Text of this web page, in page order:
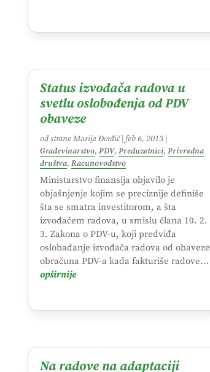
Status izvođača radova u
svetlu oslobođenja od PDV
obaveze
od straneMarija Đorđić| feb 6, 2013|
Građevinarstvo, PDV, Preduzetnici, Privredna
društva, Racunovodstvo
Ministarstvo finansija objavilo je
objašnjenje kojim se preciznije definiše
šta se smatra investitorom, a šta
izvođačem radova, u smislu člana 10. 2.
3. Zakona o PDV-u, koji predviđa
oslobađanje izvođača radova od obaveze
obračuna PDV-a kada fakturiše radove...
opširnije
Na radove na adaptaciji